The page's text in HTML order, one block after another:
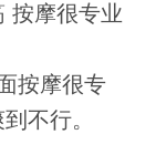
按摩很专业
按摩很专
不行。